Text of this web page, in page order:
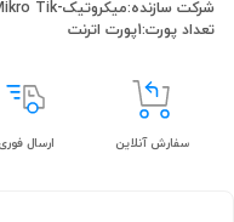
شرکت سازنده:میکروتیک-Mikro Tik
تعداد پورت:1پورت اترنت
سفارش آنلاین ارسال فوری